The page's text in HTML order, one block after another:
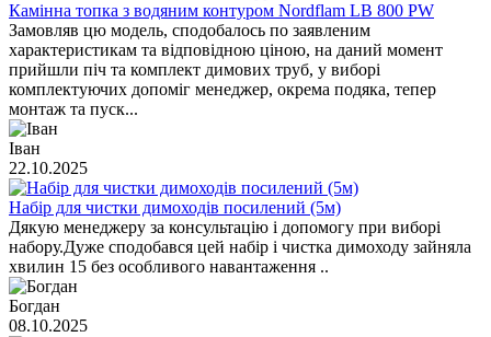
Камінна топка з водяним контуром Nordflam LB 800 PW
Замовляв цю модель, сподобалось по заявленим
характеристикам та відповідною ціною, на даний момент
прийшли піч та комплект димових труб, у виборі
комплектуючих допоміг менеджер, окрема подяка, тепер
монтаж та пуск...
Іван
22.10.2025
Набір для чистки димоходів посилений (5м)
Дякую менеджеру за консультацію і допомогу при виборі
набору.Дуже сподобався цей набір і чистка димоходу зайняла
хвилин 15 без особливого навантаження ..
Богдан
08.10.2025